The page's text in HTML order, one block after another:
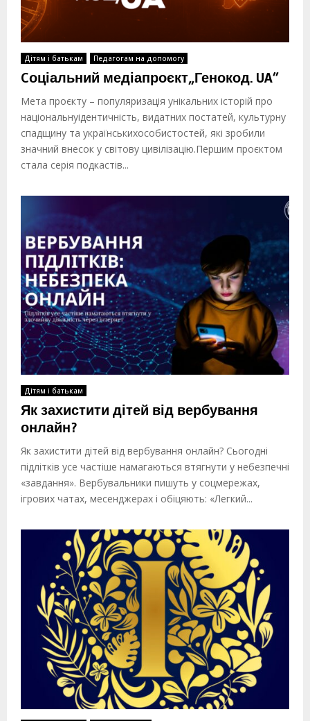
Дітям і батькам Педагогам на допомогу
Cоціальний медіапроєкт„Генокод. UA”
Мета проєкту – популяризація унікальних історій про
національнуідентичність, видатних постатей, культурну
спадщину та українськихособистостей, які зробили
значний внесок у світову цивілізацію.Першим проєктом
стала серія подкастів...
Дітям і батькам
Як захистити дітей від вербування
онлайн?
Як захистити дітей від вербування онлайн? Сьогодні
підлітків усе частіше намагаються втягнути у небезпечні
«завдання». Вербувальники пишуть у соцмережах,
ігрових чатах, месенджерах і обіцяють: «Легкий...